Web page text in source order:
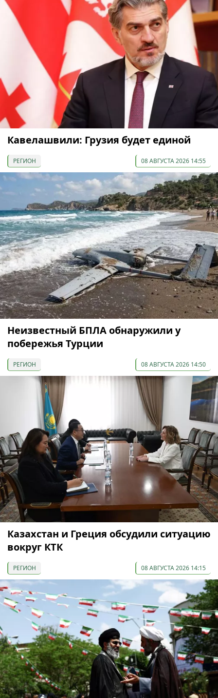
Кавелашвили: Грузия будет единой
РЕГИОН 08 АВГУСТА 2026 14:55
Неизвестный БПЛА обнаружили у
побережья Турции
РЕГИОН 08 АВГУСТА 2026 14:50
Казахстан и Греция обсудили ситуацию
вокруг КТК
РЕГИОН 08 АВГУСТА 2026 14:15